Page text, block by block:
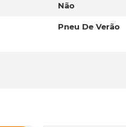
Não
Pneu De Verão